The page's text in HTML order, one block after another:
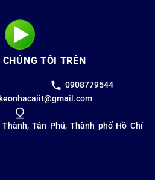
CHÚNG TÔI TRÊN
0908779544
Tân Phú, Thành phố Hồ Chí